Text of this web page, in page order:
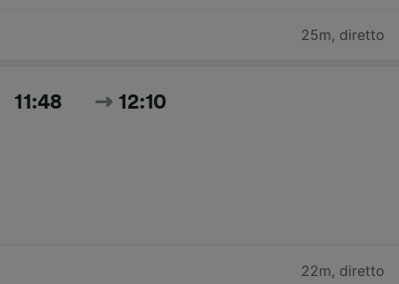
25m, diretto
11:48 12:10
22m, diretto